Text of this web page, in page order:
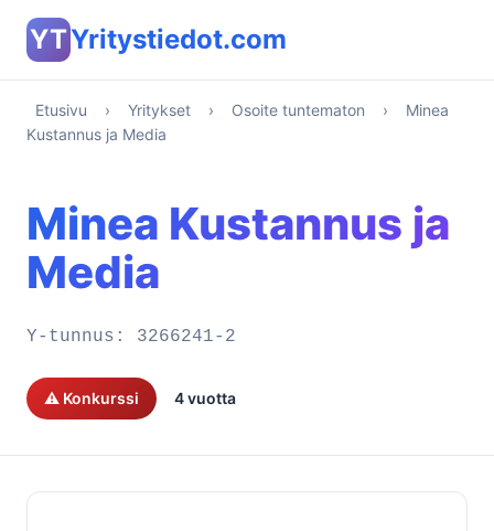
YTYritystiedot.com
Etusivu › Yritykset › Osoite tuntematon ›
Minea
Kustannus ja Media
Minea Kustannus ja
Media
Y-tunnus: 3266241-2
⚠️ Konkurssi 4 vuotta